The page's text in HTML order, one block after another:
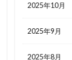
2025年10月
2025年9月
2025年8月